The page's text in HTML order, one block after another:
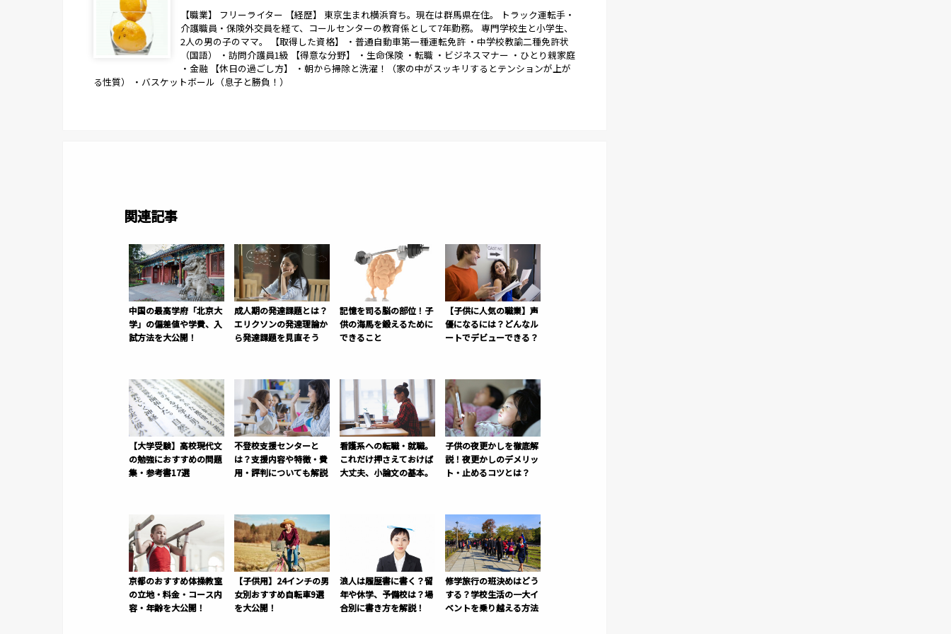
【職業】 フリーライター 【経歴】 東京生まれ横浜育ち。現在は群馬県在住。 トラック運転手・
介護職員・保険外交員を経て、コールセンターの教育係として7年勤務。 専門学校生と小学生、
2人の男の子のママ。 【取得した資格】 ・普通自動車第一種運転免許 ・中学校教諭二種免許状
（国語） ・訪問介護員1級 【得意な分野】 ・生命保険 ・転職 ・ビジネスマナー ・ひとり親家庭
・金融 【休日の過ごし方】 ・朝から掃除と洗濯！（家の中がスッキリするとテンションが上が
る性質） ・バスケットボール（息子と勝負！）
関連記事
中国の最高学府「北京大
学」の偏差値や学費、入
試方法を大公開！
成人期の発達課題とは？
エリクソンの発達理論か
ら発達課題を見直そう
記憶を司る脳の部位！子
供の海馬を鍛えるために
できること
【子供に人気の職業】声
優になるには？どんなル
ートでデビューできる？
【大学受験】高校現代文
の勉強におすすめの問題
集・参考書17選
不登校支援センターと
は？支援内容や特徴・費
用・評判についても解説
看護系への転職・就職。
これだけ押さえておけば
大丈夫、小論文の基本。
子供の夜更かしを徹底解
説！夜更かしのデメリッ
ト・止めるコツとは？
京都のおすすめ体操教室
の立地・料金・コース内
容・年齢を大公開！
【子供用】24インチの男
女別おすすめ自転車9選
を大公開！
浪人は履歴書に書く？留
年や休学、予備校は？場
合別に書き方を解説！
修学旅行の班決めはどう
する？学校生活の一大イ
ベントを乗り越える方法